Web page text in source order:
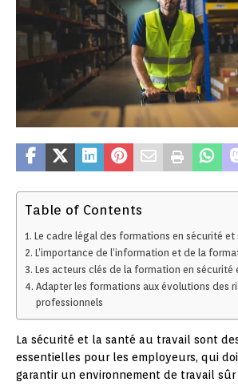
Table of Contents
Le cadre légal des formations en sécurité et
L’importance de l’information et de la
Les acteurs clés de la formation en sécurité
Adapter les formations aux évolutions des
professionnels
La sécurité et la santé au travail sont
essentielles pour les employeurs, qui
garantir un environnement de travail